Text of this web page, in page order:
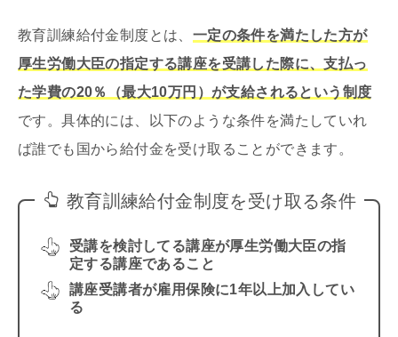
教育訓練給付金制度とは、 一定の条件を満たした方が
厚生労働大臣の指定する講座を受講した際に、支払っ
た学費の20％（最大10万円）が支給されるという制度
です。具体的には、以下のような条件を満たしていれ
ば誰でも国から給付金を受け取ることができます。
教育訓練給付金制度を受け取る条件
受講を検討してる講座が厚生労働大臣の指
定する講座であること
講座受講者が雇用保険に1年以上加入してい
る